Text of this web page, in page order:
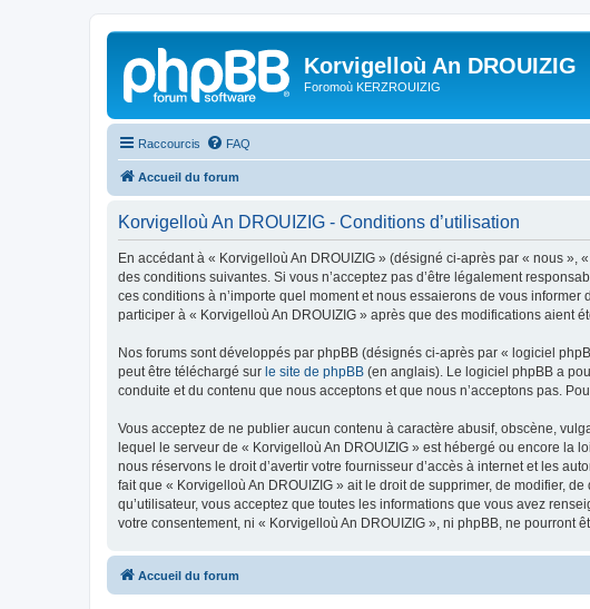
Korvigelloù An DROUIZIG
Foromoù KERZROUIZIG
Raccourcis FAQ
Accueil du forum
Korvigelloù An DROUIZIG - Conditions d’utilisation
En accédant à « Korvigelloù An DROUIZIG » (désigné ci-après par « nous »,
des conditions suivantes. Si vous n’acceptez pas d’être légalement
ces conditions à n’importe quel moment et nous essaierons de vous
participer à « Korvigelloù An DROUIZIG » après que des modifications aient
Nos forums sont développés par phpBB (désignés ci-après par « logiciel
peut être téléchargé sur le site de phpBB (en anglais). Le logiciel phpBB a
conduite et du contenu que nous acceptons et que nous n’acceptons pas.
Vous acceptez de ne publier aucun contenu à caractère abusif, obscène,
lequel le serveur de « Korvigelloù An DROUIZIG » est hébergé ou encore la
nous réservons le droit d’avertir votre fournisseur d’accès à internet et les
fait que « Korvigelloù An DROUIZIG » ait le droit de supprimer, de modifier,
qu’utilisateur, vous acceptez que toutes les informations que vous avez
votre consentement, ni « Korvigelloù An DROUIZIG », ni phpBB, ne pourront
Accueil du forum